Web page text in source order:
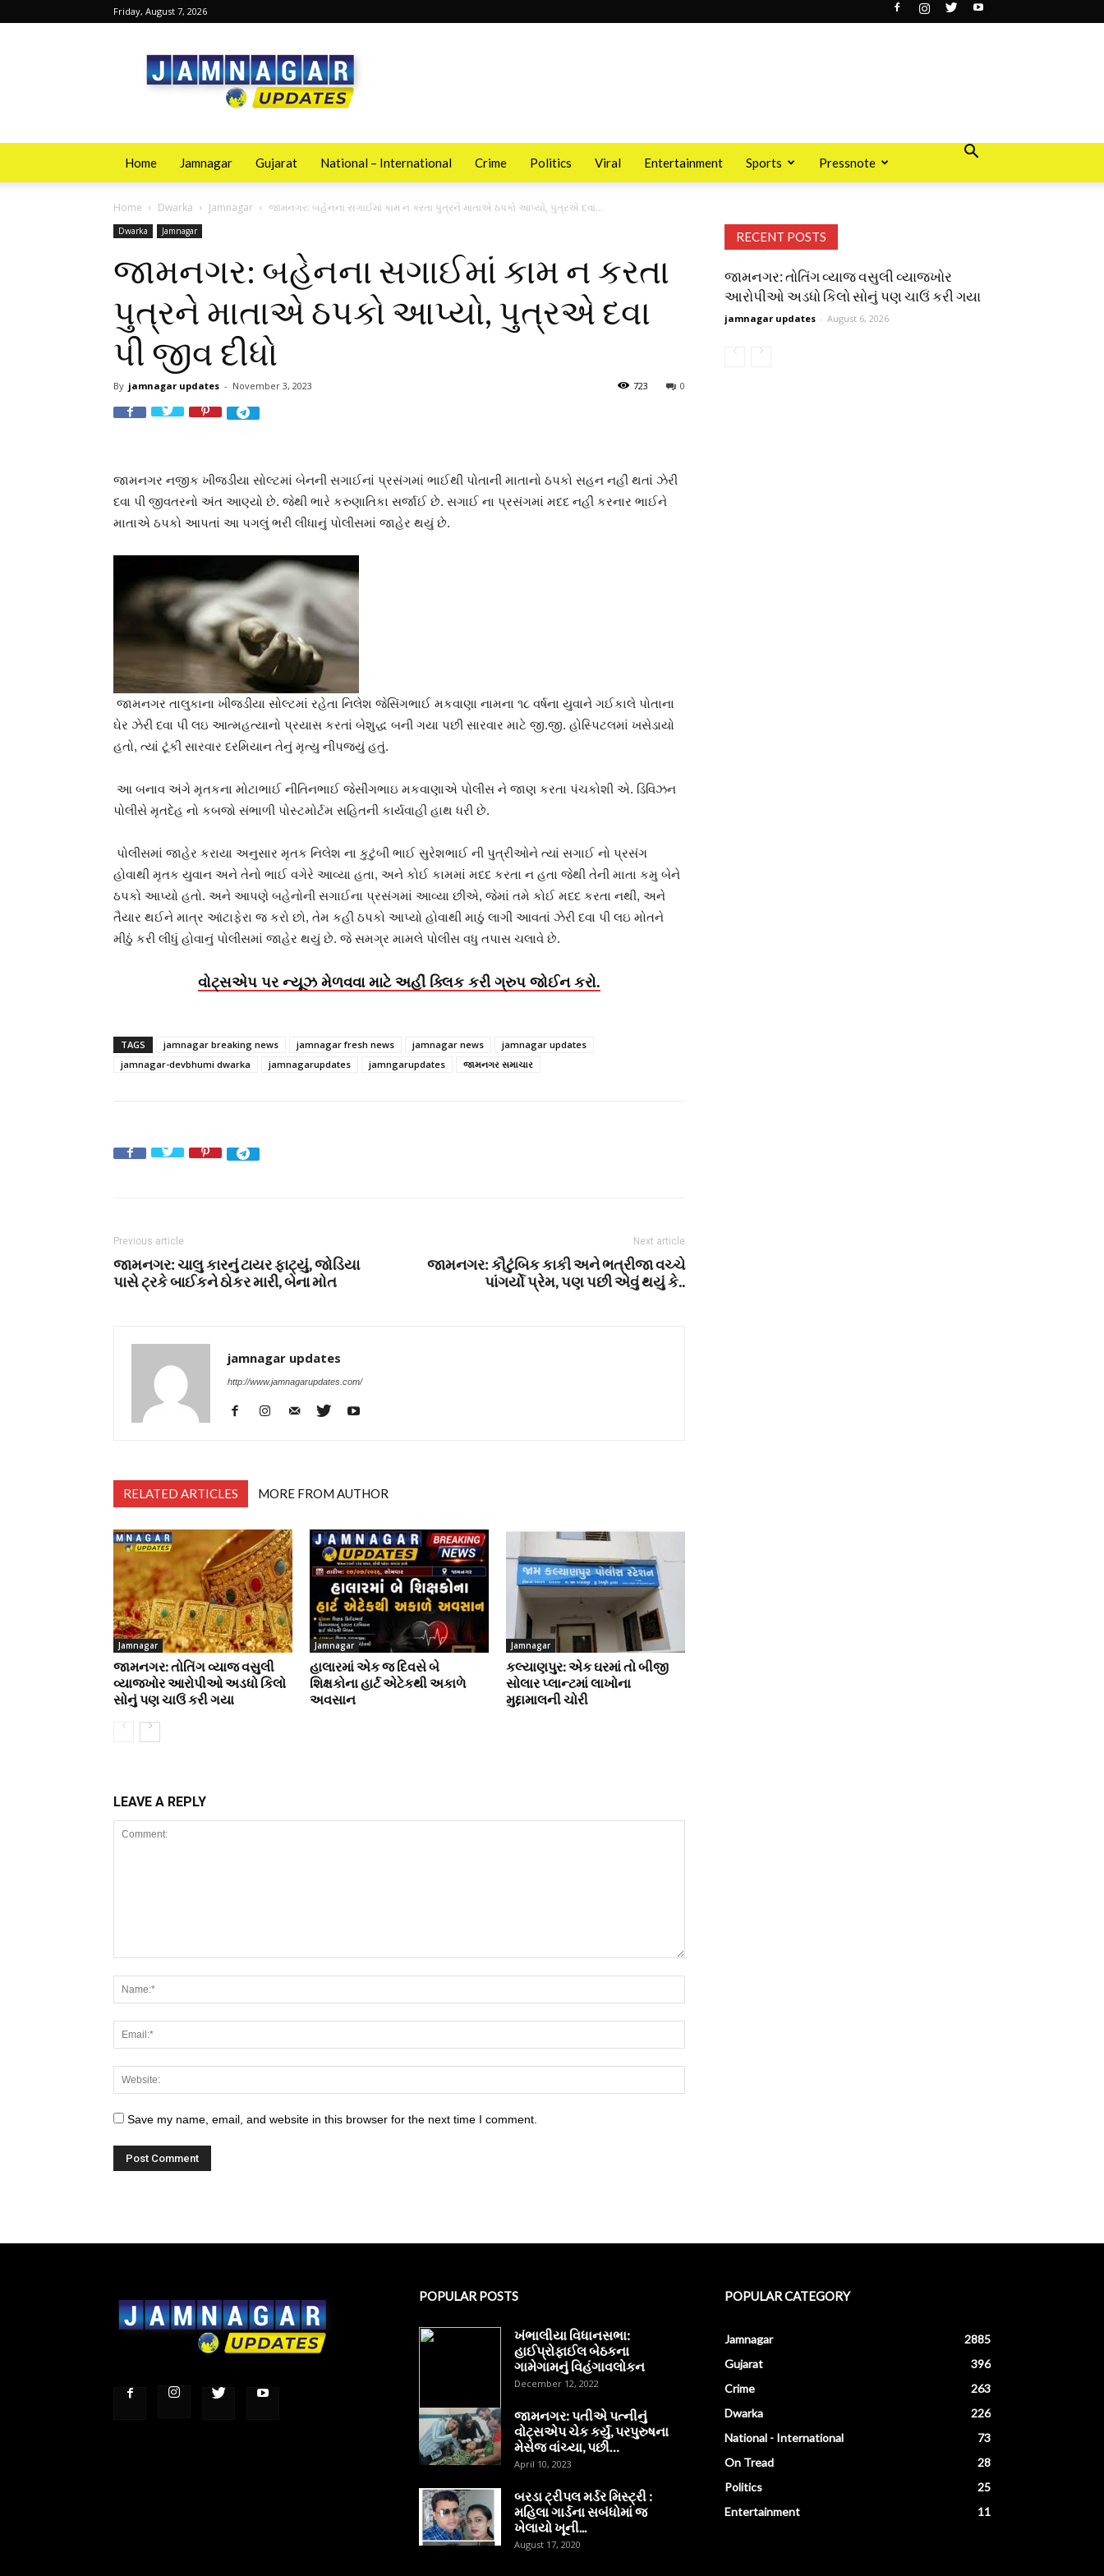
Friday, August 7, 2026
Jamnagarupdates
Home Jamnagar Gujarat National – International Crime Politics Viral Entertainment Sports Pressnote
Home Dwarka Jamnagar જામનગર: બહેનના સગાઈમાં કામ ન કરતા પુત્રને માતાએ ઠપકો આપ્યો, પુત્રએ દવા...
Dwarka Jamnagar
જામનગર: બહેનના સગાઈમાં કામ ન કરતા
પુત્રને માતાએ ઠપકો આપ્યો, પુત્રએ દવા
પી જીવ દીધો
By jamnagar updates - November 3, 2023 0
723
જામનગર નજીક ખીજડીયા સોલ્ટમાં બેનની સગાઈનાં પ્રસંગમાં ભાઈથી પોતાની માતાનો ઠપકો સહન નહીં થતાં ઝેરી
દવા પી જીવતરનો અંત આણ્યો છે. જેથી ભારે કરુણાતિકા સર્જાઈ છે. સગાઈ ના પ્રસંગમાં મદદ નહીં કરનાર ભાઈને
માતાએ ઠપકો આપતાં આ પગલું ભરી લીધાનું પોલીસમાં જાહેર થયું છે.
જામનગર તાલુકાના ખીજડીયા સોલ્ટમાં રહેતા નિલેશ જેસિંગભાઈ મકવાણા નામના ૧૮ વર્ષના યુવાને ગઈકાલે પોતાના
ઘેર ઝેરી દવા પી લઇ આત્મહત્યાનો પ્રયાસ કરતાં બેશુદ્ધ બની ગયા પછી સારવાર માટે જી.જી. હોસ્પિટલમાં ખસેડાયો
હતો, ત્યાં ટૂંકી સારવાર દરમિયાન તેનું મૃત્યુ નીપજ્યું હતું.
આ બનાવ અંગે મૃતકના મોટાભાઈ નીતિનભાઈ જેસીંગભાઇ મકવાણાએ પોલીસ ને જાણ કરતા પંચકોશી એ. ડિવિઝન
પોલીસે મૃતદેહ નો કબજો સંભાળી પોસ્ટમોર્ટમ સહિતની કાર્યવાહી હાથ ધરી છે.
પોલીસમાં જાહેર કરાયા અનુસાર મૃતક નિલેશ ના કુટુંબી ભાઈ સુરેશભાઈ ની પુત્રીઓને ત્યાં સગાઈ નો પ્રસંગ
હોવાથી મૃતક યુવાન અને તેનો ભાઈ વગેરે આવ્યા હતા, અને કોઈ કામમાં મદદ કરતા ન હતા જેથી તેની માતા કમુ બેને
ઠપકો આપ્યો હતો. અને આપણે બહેનોની સગાઈના પ્રસંગમાં આવ્યા છીએ, જેમાં તમે કોઈ મદદ કરતા નથી, અને
તૈયાર થઈને માત્ર આંટાફેરા જ કરો છો, તેમ કહી ઠપકો આપ્યો હોવાથી માઠું લાગી આવતાં ઝેરી દવા પી લઇ મોતને
મીઠું કરી લીધું હોવાનું પોલીસમાં જાહેર થયું છે. જે સમગ્ર મામલે પોલીસ વધુ તપાસ ચલાવે છે.
વોટ્સએપ પર ન્યૂઝ મેળવવા માટે અહીં ક્લિક કરી ગ્રુપ જોઈન કરો.
TAGS jamnagar breaking news jamnagar fresh news jamnagar news
jamnagar updates
jamnagar-devbhumi dwarka
jamnagarupdates jamngarupdates જામનગર સમાચાર
Previous article
જામનગર: ચાલુ કારનું ટાયર ફાટ્યું, જોડિયા
પાસે ટ્રકે બાઈકને ઠોકર મારી, બેના મોત
Next article
જામનગર: કૌટુંબિક કાકી અને ભત્રીજા વચ્ચે
પાંગર્યો પ્રેમ, પણ પછી એવું થયું કે..
jamnagar updates
http://www.jamnagarupdates.com/
RELATED ARTICLES MORE FROM AUTHOR
Jamnagar
જામનગર: તોતિંગ વ્યાજ વસુલી
વ્યાજખોર આરોપીઓ અડધો કિલો
સોનું પણ ચાઉં કરી ગયા
Jamnagar
હાલારમાં એક જ દિવસે બે
શિક્ષકોના હાર્ટ એટેકથી અકાળે
અવસાન
Jamnagar
કલ્યાણપુર: એક ઘરમાં તો બીજી
સોલાર પ્લાન્ટમાં લાખોના
મુદ્દામાલની ચોરી
LEAVE A REPLY
Save my name, email, and website in this browser for the next time I comment.
RECENT POSTS
જામનગર: તોતિંગ વ્યાજ વસુલી વ્યાજખોર
આરોપીઓ અડધો કિલો સોનું પણ ચાઉં કરી ગયા
jamnagar updates - August 6, 2026
POPULAR POSTS
ખંભાલીયા વિધાનસભા:
હાઈપ્રોફાઈલ બેઠકના
ગામેગામનું વિહંગાવલોકન
December 12, 2022
જામનગર: પતીએ પત્નીનું
વોટ્સએપ ચેક કર્યું, પરપુરુષના
મેસેજ વાંચ્યા, પછી…
April 10, 2023
બરડા ટ્રીપલ મર્ડર મિસ્ટ્રી :
મહિલા ગાર્ડના સબંધોમાં જ
ખેલાયો ખૂની...
August 17, 2020
POPULAR CATEGORY
Jamnagar
2885
Gujarat
396
Crime
263
Dwarka
226
National - International
73
On Tread
28
Politics
25
Entertainment
11